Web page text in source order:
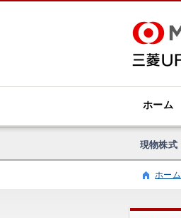
ホーム
現物株式
ホーム